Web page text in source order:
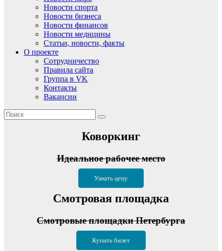
Новости спорта
Новости бизнеса
Новости финансов
Новости медицины
Статьи, новости, факты
О проекте
Сотрудничество
Правила сайта
Группа в VK
Контакты
Вакансии
Коворкинг
Идеальное рабочее место
Узнать цену
Смотровая площадка
Смотровые площадки Петербурга
Купить билет